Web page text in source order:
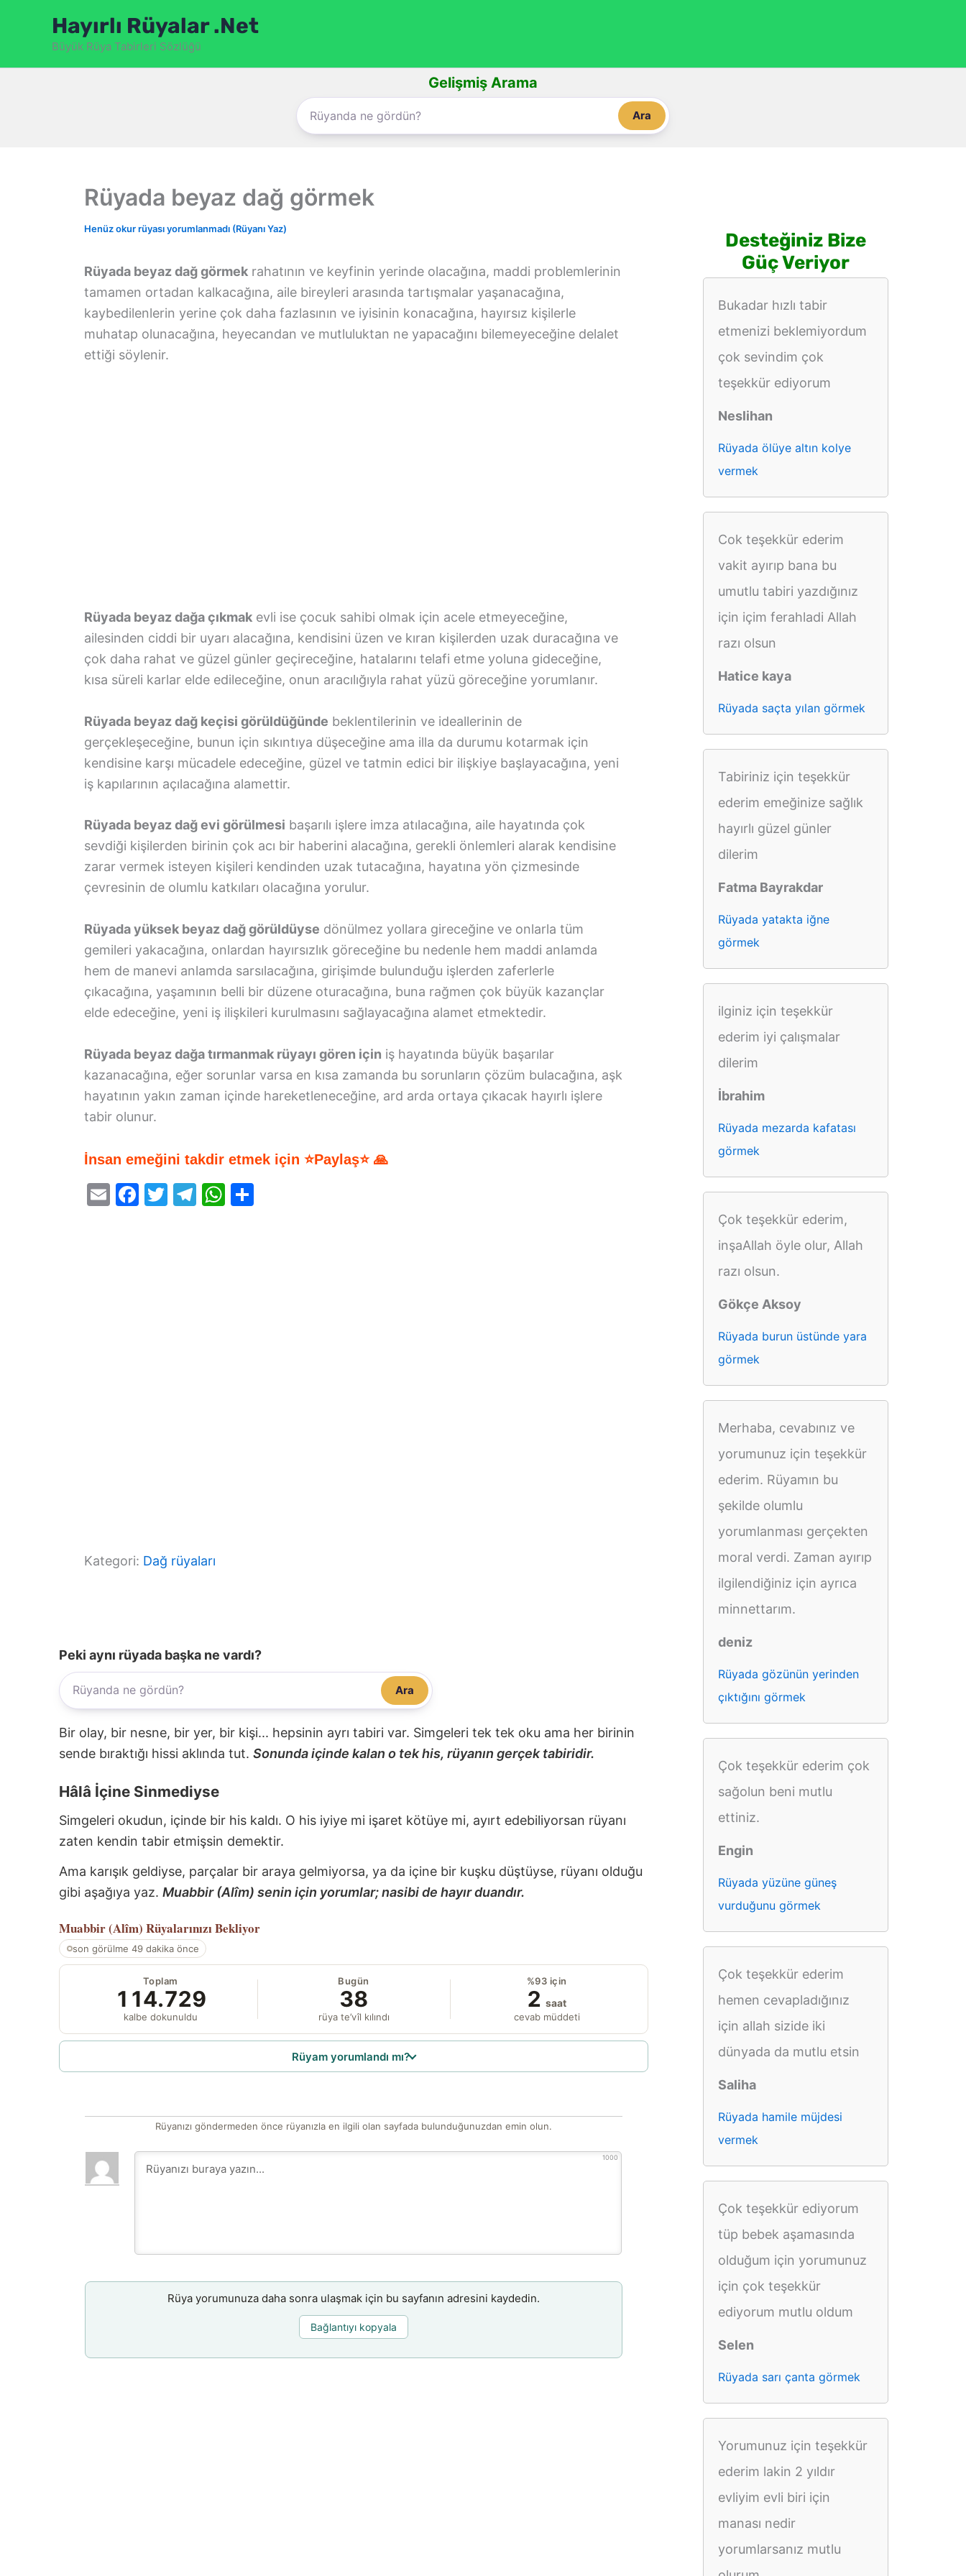
Hayırlı Rüyalar .Net
Büyük Rüya Tabirleri Sözlüğü
Gelişmiş Arama
Ara
Rüyada beyaz dağ görmek
Henüz okur rüyası yorumlanmadı (Rüyanı Yaz)
Rüyada beyaz dağ görmek rahatının ve keyfinin yerinde olacağına, maddi problemlerinin
tamamen ortadan kalkacağına, aile bireyleri arasında tartışmalar yaşanacağına,
kaybedilenlerin yerine çok daha fazlasının ve iyisinin konacağına, hayırsız kişilerle
muhatap olunacağına, heyecandan ve mutluluktan ne yapacağını bilemeyeceğine delalet
ettiği söylenir.
Rüyada beyaz dağa çıkmak evli ise çocuk sahibi olmak için acele etmeyeceğine,
ailesinden ciddi bir uyarı alacağına, kendisini üzen ve kıran kişilerden uzak duracağına ve
çok daha rahat ve güzel günler geçireceğine, hatalarını telafi etme yoluna gideceğine,
kısa süreli karlar elde edileceğine, onun aracılığıyla rahat yüzü göreceğine yorumlanır.
Rüyada beyaz dağ keçisi görüldüğünde beklentilerinin ve ideallerinin de
gerçekleşeceğine, bunun için sıkıntıya düşeceğine ama illa da durumu kotarmak için
kendisine karşı mücadele edeceğine, güzel ve tatmin edici bir ilişkiye başlayacağına, yeni
iş kapılarının açılacağına alamettir.
Rüyada beyaz dağ evi görülmesi başarılı işlere imza atılacağına, aile hayatında çok
sevdiği kişilerden birinin çok acı bir haberini alacağına, gerekli önlemleri alarak kendisine
zarar vermek isteyen kişileri kendinden uzak tutacağına, hayatına yön çizmesinde
çevresinin de olumlu katkıları olacağına yorulur.
Rüyada yüksek beyaz dağ görüldüyse dönülmez yollara gireceğine ve onlarla tüm
gemileri yakacağına, onlardan hayırsızlık göreceğine bu nedenle hem maddi anlamda
hem de manevi anlamda sarsılacağına, girişimde bulunduğu işlerden zaferlerle
çıkacağına, yaşamının belli bir düzene oturacağına, buna rağmen çok büyük kazançlar
elde edeceğine, yeni iş ilişkileri kurulmasını sağlayacağına alamet etmektedir.
Rüyada beyaz dağa tırmanmak rüyayı gören için iş hayatında büyük başarılar
kazanacağına, eğer sorunlar varsa en kısa zamanda bu sorunların çözüm bulacağına, aşk
hayatının yakın zaman içinde hareketleneceğine, ard arda ortaya çıkacak hayırlı işlere
tabir olunur.
İnsan emeğini takdir etmek için ⭐Paylaş⭐ 🙏
E
F
T
T
W
Kategori: Dağ rüyaları
Peki aynı rüyada başka ne vardı?
Ara
Bir olay, bir nesne, bir yer, bir kişi... hepsinin ayrı tabiri var. Simgeleri tek tek oku ama her birinin
sende bıraktığı hissi aklında tut. Sonunda içinde kalan o tek his, rüyanın gerçek tabiridir.
Hâlâ İçine Sinmediyse
Simgeleri okudun, içinde bir his kaldı. O his iyiye mi işaret kötüye mi, ayırt edebiliyorsan rüyanı
zaten kendin tabir etmişsin demektir.
Ama karışık geldiyse, parçalar bir araya gelmiyorsa, ya da içine bir kuşku düştüyse, rüyanı olduğu
gibi aşağıya yaz. Muabbir (Alîm) senin için yorumlar; nasibi de hayır duandır.
Muabbir (Alîm) Rüyalarınızı Bekliyor
son görülme 49 dakika önce
Toplam
114.729
kalbe dokunuldu
Bugün
38
rüya te’vîl kılındı
%93 için
2 saat
cevab müddeti
Rüyam yorumlandı mı?
Rüyanızı göndermeden önce rüyanızla en ilgili olan sayfada bulunduğunuzdan emin olun.
1000
Rüya yorumunuza daha sonra ulaşmak için bu sayfanın adresini kaydedin.
Bağlantıyı kopyala
Desteğiniz Bize
Güç Veriyor
Bukadar hızlı tabir
etmenizi beklemiyordum
çok sevindim çok
teşekkür ediyorum
Neslihan
Rüyada ölüye altın kolye
vermek
Cok teşekkür ederim
vakit ayırıp bana bu
umutlu tabiri yazdığınız
için içim ferahladi Allah
razı olsun
Hatice kaya
Rüyada saçta yılan görmek
Tabiriniz için teşekkür
ederim emeğinize sağlık
hayırlı güzel günler
dilerim
Fatma Bayrakdar
Rüyada yatakta iğne
görmek
ilginiz için teşekkür
ederim iyi çalışmalar
dilerim
İbrahim
Rüyada mezarda kafatası
görmek
Çok teşekkür ederim,
inşaAllah öyle olur, Allah
razı olsun.
Gökçe Aksoy
Rüyada burun üstünde yara
görmek
Merhaba, cevabınız ve
yorumunuz için teşekkür
ederim. Rüyamın bu
şekilde olumlu
yorumlanması gerçekten
moral verdi. Zaman ayırıp
ilgilendiğiniz için ayrıca
minnettarım.
deniz
Rüyada gözünün yerinden
çıktığını görmek
Çok teşekkür ederim çok
sağolun beni mutlu
ettiniz.
Engin
Rüyada yüzüne güneş
vurduğunu görmek
Çok teşekkür ederim
hemen cevapladığınız
için allah sizide iki
dünyada da mutlu etsin
Saliha
Rüyada hamile müjdesi
vermek
Çok teşekkür ediyorum
tüp bebek aşamasında
olduğum için yorumunuz
için çok teşekkür
ediyorum mutlu oldum
Selen
Rüyada sarı çanta görmek
Yorumunuz için teşekkür
ederim lakin 2 yıldır
evliyim evli biri için
manası nedir
yorumlarsanız mutlu